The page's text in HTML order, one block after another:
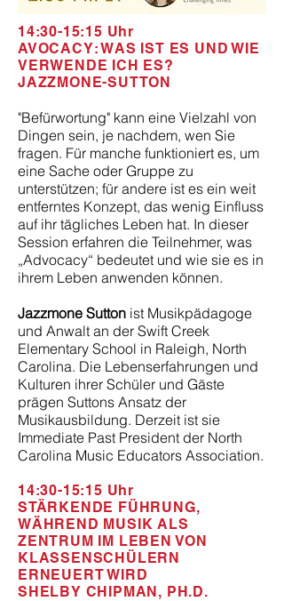
14:30-15:15 Uhr
AVOCACY: WAS IST ES UND WIE
VERWENDE ICH ES?
JAZZMONE-SUTTON
"Befürwortung" kann eine Vielzahl von
Dingen sein, je nachdem, wen Sie
fragen. Für manche funktioniert es, um
eine Sache oder Gruppe zu
unterstützen; für andere ist es ein weit
entferntes Konzept, das wenig Einfluss
auf ihr tägliches Leben hat. In dieser
Session erfahren die Teilnehmer, was
„Advocacy“ bedeutet und wie sie es in
ihrem Leben anwenden können.
Jazzmone Sutton ist Musikpädagoge
und Anwalt an der Swift Creek
Elementary School in Raleigh, North
Carolina. Die Lebenserfahrungen und
Kulturen ihrer Schüler und Gäste
prägen Suttons Ansatz der
Musikausbildung. Derzeit ist sie
Immediate Past President der North
Carolina Music Educators Association.
14:30-15:15 Uhr
STÄRKENDE FÜHRUNG,
WÄHREND MUSIK ALS
ZENTRUM IM LEBEN VON
KLASSENSCHÜLERN
ERNEUERT WIRD
SHELBY CHIPMAN, PH.D.